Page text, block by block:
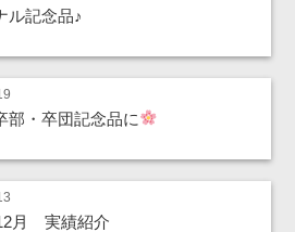
ル記念品♪
部・卒団記念品に
月 実績紹介